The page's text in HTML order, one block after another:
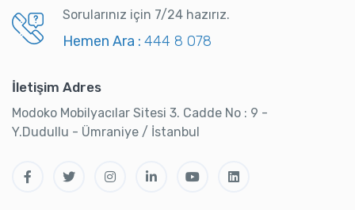
Sorularınız için 7/24 hazırız.
Hemen Ara : 444 8 078
İletişim Adres
Modoko Mobilyacılar Sitesi 3. Cadde No : 9 -
Y.Dudullu - Ümraniye / İstanbul